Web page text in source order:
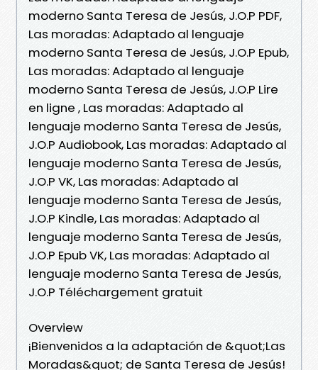
moderno Santa Teresa de Jesús, J.O.P PDF,
Las moradas: Adaptado al lenguaje
moderno Santa Teresa de Jesús, J.O.P Epub,
Las moradas: Adaptado al lenguaje
moderno Santa Teresa de Jesús, J.O.P Lire
en ligne , Las moradas: Adaptado al
lenguaje moderno Santa Teresa de Jesús,
J.O.P Audiobook, Las moradas: Adaptado al
lenguaje moderno Santa Teresa de Jesús,
J.O.P VK, Las moradas: Adaptado al
lenguaje moderno Santa Teresa de Jesús,
J.O.P Kindle, Las moradas: Adaptado al
lenguaje moderno Santa Teresa de Jesús,
J.O.P Epub VK, Las moradas: Adaptado al
lenguaje moderno Santa Teresa de Jesús,
J.O.P Téléchargement gratuit
Overview
¡Bienvenidos a la adaptación de &quot;Las
Moradas&quot; de Santa Teresa de Jesús!